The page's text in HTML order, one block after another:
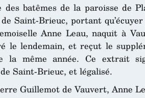
batêmes de la paroisse de
de Saint-Brieuc, portant
Anne Leau, naquit à
le lendemain, et reçut le
la même année. Ce extrait
Saint-Brieuc, et légalisé.
Guillemot de Vauvert, Anne